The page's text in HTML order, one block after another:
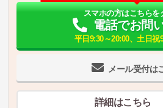
メール受付は
スマホの方はこちらを
電話でお問
平日9:30～20:00、土日祝
詳細はこちら